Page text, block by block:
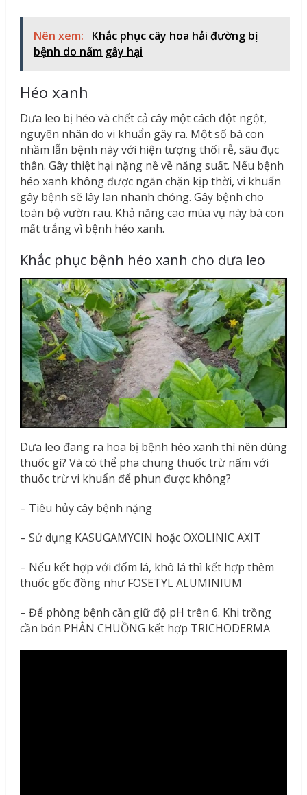
Nên xem:
Khắc phục cây hoa hải đường bị
bệnh do nấm gây hại
Héo xanh
Dưa leo bị héo và chết cả cây một cách đột ngột,
nguyên nhân do vi khuẩn gây ra. Một số bà con
nhầm lẫn bệnh này với hiện tượng thối rễ, sâu đục
thân. Gây thiệt hại nặng nề về năng suất. Nếu bệnh
héo xanh không được ngăn chặn kịp thời, vi khuẩn
gây bệnh sẽ lây lan nhanh chóng. Gây bệnh cho
toàn bộ vườn rau. Khả năng cao mùa vụ này bà con
mất trắng vì bệnh héo xanh.
Khắc phục bệnh héo xanh cho dưa leo
​Dưa leo đang ra hoa bị bệnh héo xanh thì nên dùng
thuốc gì? Và có thể pha chung thuốc trừ nấm với
thuốc trừ vi khuẩn để phun được không?
– Tiêu hủy cây bệnh nặng
– Sử dụng KASUGAMYCIN hoặc OXOLINIC AXIT
– Nếu kết hợp với đốm lá, khô lá thì kết hợp thêm
thuốc gốc đồng như FOSETYL ALUMINIUM
– Để phòng bệnh cần giữ độ pH trên 6. Khi trồng
cần bón PHÂN CHUỒNG kết hợp TRICHODERMA